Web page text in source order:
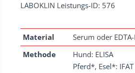
LABOKLIN Leistungs-ID: 576
Material
Serum oder
Methode
Hund: ELISA
Pferd*, Esel*: IFAT